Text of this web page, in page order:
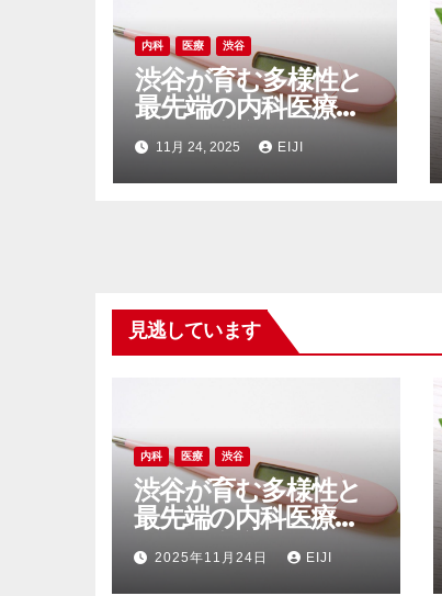
内科 医療 渋谷
渋谷が育む多様性と
最先端の内科医療が
支える安心の都市生
活11月 24, 2025 EIJI
見逃しています
内科 医療 渋谷
渋谷が育む多様性と
最先端の内科医療が
支える安心の都市生
活2025年11月24日 EIJI